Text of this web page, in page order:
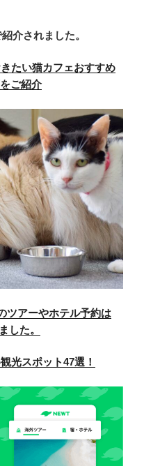
介されました。
たい猫カフェおすすめ
ご紹介
ツアーやホテル予約は
した。
光スポット47選！